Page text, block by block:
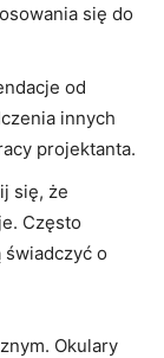
się do
od
innych
projektanta.
się, że
Często
o
Okulary